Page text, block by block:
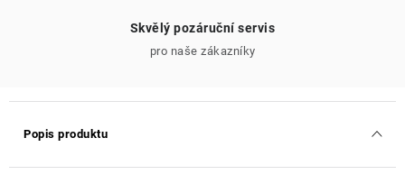
Skvělý pozáruční servis
pro naše zákazníky
Popis produktu